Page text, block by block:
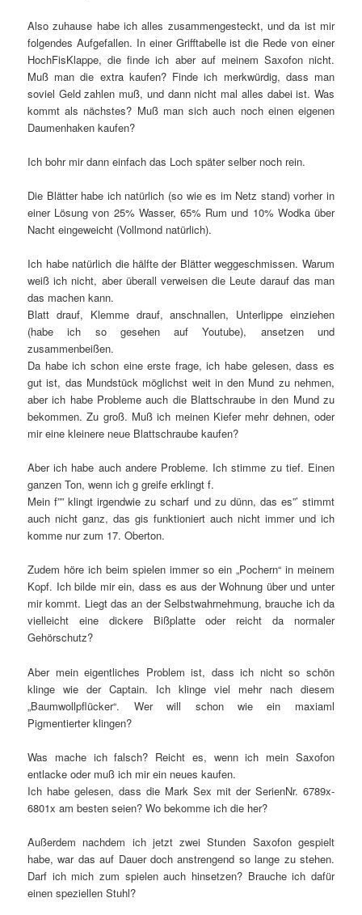
Also zuhause habe ich alles zusammengesteckt, und da ist mir
folgendes Aufgefallen. In einer Grifftabelle ist die Rede von einer
HochFisKlappe, die finde ich aber auf meinem Saxofon nicht.
Muß man die extra kaufen? Finde ich merkwürdig, dass man
soviel Geld zahlen muß, und dann nicht mal alles dabei ist. Was
kommt als nächstes? Muß man sich auch noch einen eigenen
Daumenhaken kaufen?
Ich bohr mir dann einfach das Loch später selber noch rein.
Die Blätter habe ich natürlich (so wie es im Netz stand) vorher in
einer Lösung von 25% Wasser, 65% Rum und 10% Wodka über
Nacht eingeweicht (Vollmond natürlich).
Ich habe natürlich die hälfte der Blätter weggeschmissen. Warum
weiß ich nicht, aber überall verweisen die Leute darauf das man
das machen kann.
Blatt drauf, Klemme drauf, anschnallen, Unterlippe einziehen
(habe ich so gesehen auf Youtube), ansetzen und
zusammenbeißen.
Da habe ich schon eine erste frage, ich habe gelesen, dass es
gut ist, das Mundstück möglichst weit in den Mund zu nehmen,
aber ich habe Probleme auch die Blattschraube in den Mund zu
bekommen. Zu groß. Muß ich meinen Kiefer mehr dehnen, oder
mir eine kleinere neue Blattschraube kaufen?
Aber ich habe auch andere Probleme. Ich stimme zu tief. Einen
ganzen Ton, wenn ich g greife erklingt f.
Mein f”” klingt irgendwie zu scharf und zu dünn, das es”’ stimmt
auch nicht ganz, das gis funktioniert auch nicht immer und ich
komme nur zum 17. Oberton.
Zudem höre ich beim spielen immer so ein „Pochern“ in meinem
Kopf. Ich bilde mir ein, dass es aus der Wohnung über und unter
mir kommt. Liegt das an der Selbstwahrnehmung, brauche ich da
vielleicht eine dickere Bißplatte oder reicht da normaler
Gehörschutz?
Aber mein eigentliches Problem ist, dass ich nicht so schön
klinge wie der Captain. Ich klinge viel mehr nach diesem
„Baumwollpflücker“. Wer will schon wie ein maxiaml
Pigmentierter klingen?
Was mache ich falsch? Reicht es, wenn ich mein Saxofon
entlacke oder muß ich mir ein neues kaufen.
Ich habe gelesen, dass die Mark Sex mit der SerienNr. 6789x-
6801x am besten seien? Wo bekomme ich die her?
Außerdem nachdem ich jetzt zwei Stunden Saxofon gespielt
habe, war das auf Dauer doch anstrengend so lange zu stehen.
Darf ich mich zum spielen auch hinsetzen? Brauche ich dafür
einen speziellen Stuhl?